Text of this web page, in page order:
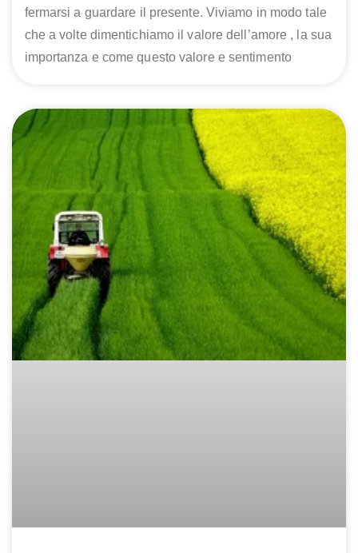
fermarsi a guardare il presente. Viviamo in modo tale
che a volte dimentichiamo il valore dell’amore , la sua
importanza e come questo valore e sentimento